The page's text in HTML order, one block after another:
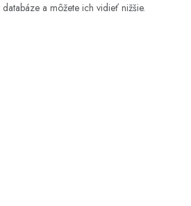
a môžete ich vidieť nižšie.